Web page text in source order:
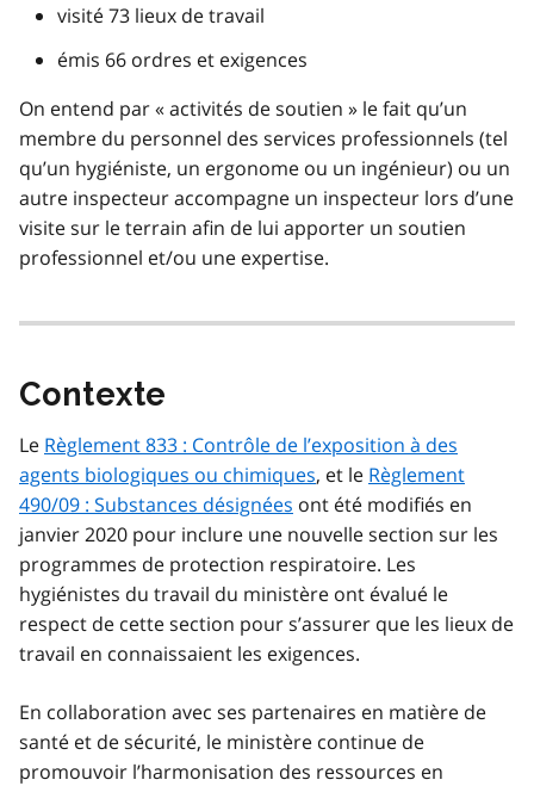
visité 73 lieux de travail
émis 66 ordres et exigences
On entend par « activités de soutien » le fait qu’un
membre du personnel des services professionnels (tel
qu’un hygiéniste, un ergonome ou un ingénieur) ou un
autre inspecteur accompagne un inspecteur lors d’une
visite sur le terrain afin de lui apporter un soutien
professionnel et/ou une expertise.
Contexte
Le Règlement 833 : Contrôle de l’exposition à des
agents biologiques ou chimiques, et le Règlement
490/09 : Substances désignées ont été modifiés en
janvier 2020 pour inclure une nouvelle section sur les
programmes de protection respiratoire. Les
hygiénistes du travail du ministère ont évalué le
respect de cette section pour s’assurer que les lieux de
travail en connaissaient les exigences.
En collaboration avec ses partenaires en matière de
santé et de sécurité, le ministère continue de
promouvoir l’harmonisation des ressources en